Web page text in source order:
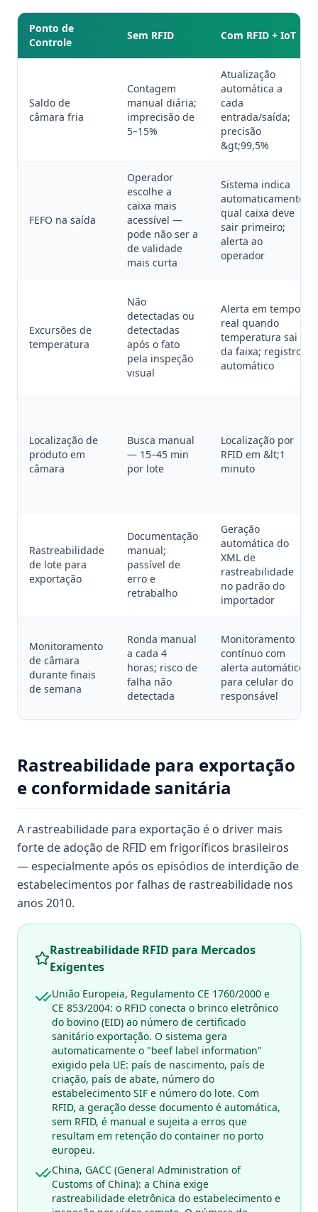
Ponto de
Controle
Sem RFID Com RFID + IoT
Saldo de
câmara fria
Contagem
manual diária;
imprecisão de
5–15%
Atualização
automática a
cada
entrada/saída;
precisão
&gt;99,5%
FEFO na saída
Operador
escolhe a
caixa mais
acessível —
pode não ser a
de validade
mais curta
Sistema indica
automaticamente
qual caixa deve
sair primeiro;
alerta ao
operador
Excursões de
temperatura
Não
detectadas ou
detectadas
após o fato
pela inspeção
visual
Alerta em tempo
real quando
temperatura sai
da faixa; registro
automático
Localização de
produto em
câmara
Busca manual
— 15–45 min
por lote
Localização por
RFID em &lt;1
minuto
Rastreabilidade
de lote para
exportação
Documentação
manual;
passível de
erro e
retrabalho
Geração
automática do
XML de
rastreabilidade
no padrão do
importador
Monitoramento
de câmara
durante finais
de semana
Ronda manual
a cada 4
horas; risco de
falha não
detectada
Monitoramento
contínuo com
alerta automático
para celular do
responsável
Rastreabilidade para exportação
e conformidade sanitária
A rastreabilidade para exportação é o driver mais
forte de adoção de RFID em frigoríficos brasileiros
— especialmente após os episódios de interdição de
estabelecimentos por falhas de rastreabilidade nos
anos 2010.
Rastreabilidade RFID para Mercados
Exigentes
União Europeia, Regulamento CE 1760/2000 e
CE 853/2004: o RFID conecta o brinco eletrônico
do bovino (EID) ao número de certificado
sanitário exportação. O sistema gera
automaticamente o "beef label information"
exigido pela UE: país de nascimento, país de
criação, país de abate, número do
estabelecimento SIF e número do lote. Com
RFID, a geração desse documento é automática,
sem RFID, é manual e sujeita a erros que
resultam em retenção do container no porto
europeu.
China, GACC (General Administration of
Customs of China): a China exige
rastreabilidade eletrônica do estabelecimento e